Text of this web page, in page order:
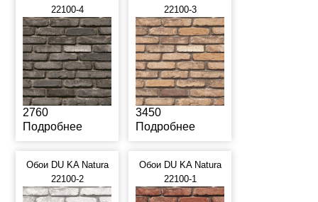
22100-4
2760
Подробнее
22100-3
3450
Подробнее
Обои DU KA Natura
22100-2
Обои DU KA Natura
22100-1